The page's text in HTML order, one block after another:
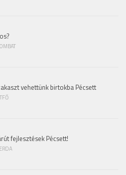
vehettünk birtokba Pécsett
fejlesztések Pécsett!